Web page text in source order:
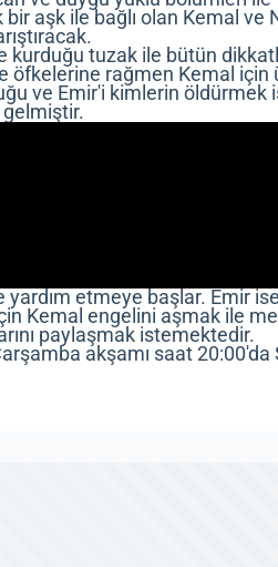
aşk ile bağlı olan Kemal ve
kurduğu tuzak ile bütün
öfkelerine rağmen Kemal için
ve Emir'i kimlerin öldürmek
gelmiştir.
etmeye başlar. Emir
Kemal engelini aşmak ile
paylaşmak istemektedir.
akşamı saat 20:00'da